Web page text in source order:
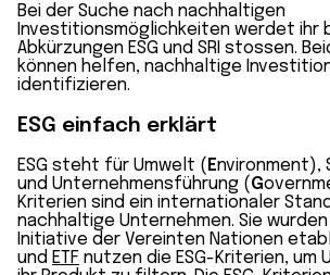
Bei der Suche nach nachhaltigen
Investitionsmöglichkeiten werdet ihr
Abkürzungen ESG und SRI stossen.
können helfen, nachhaltige
identifizieren.
ESG einfach erklärt
ESG steht für Umwelt ( Environment),
und Unternehmensführung (G
Kriterien sind ein internationaler
nachhaltige Unternehmen. Sie wurden
Initiative der Vereinten Nationen
und ETF nutzen die ESG-Kriterien, um